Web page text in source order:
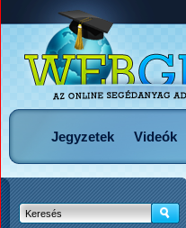
Jegyzetek Videók